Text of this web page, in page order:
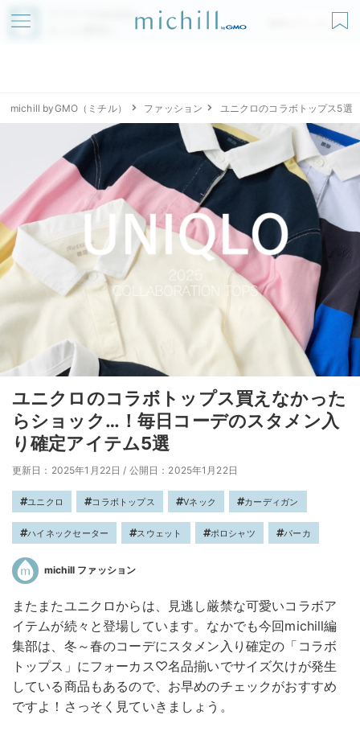
アプリでmichillが
無料ダウンロード
michill byGMO（ミチル） ファッション ユニクロのコラボトップス5選
ユニクロのコラボトップス買えなかった
らショック…！毎日コーデのスタメン入
り確定アイテム5選
更新日：2025年1月22日 / 公開日：2025年1月22日
ユニクロ コラボトップス Vネック カーディガン
ハイネックセーター スウェット ポロシャツ パーカ
michill ファッション
またまたユニクロからは、見逃し厳禁な可愛いコラボア
イテムが続々と登場しています。なかでも今回michill編
集部は、冬～春のコーデにスタメン入り確定の「コラボ
トップス」にフォーカス♡名品揃いでサイズ欠けが発生
している商品もあるので、お早めのチェックがおすすめ
ですよ！さっそく見ていきましょう。